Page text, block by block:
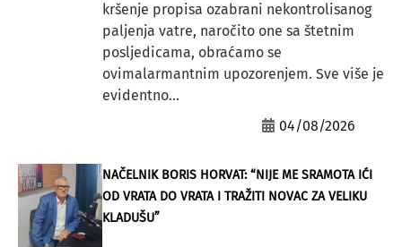
kršenje propisa ozabrani nekontrolisanog
paljenja vatre, naročito one sa štetnim
posljedicama, obraćamo se
ovimalarmantnim upozorenjem. Sve više je
evidentno...
04/08/2026
NAČELNIK BORIS HORVAT: “NIJE ME SRAMOTA IĆI
OD VRATA DO VRATA I TRAŽITI NOVAC ZA VELIKU
KLADUŠU”